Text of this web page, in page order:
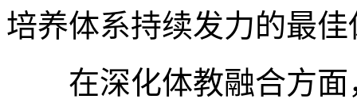
培养体系持续发力的最佳
在深化体教融合方面